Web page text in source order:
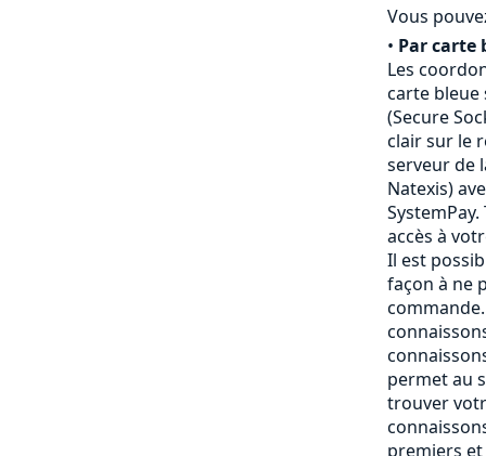
Vous
• Par carte
Les
carte bleue
(Secure
clair sur le
serveur de
Natexis)
accès à
Il est
façon à ne
permet au
trouver
premiers